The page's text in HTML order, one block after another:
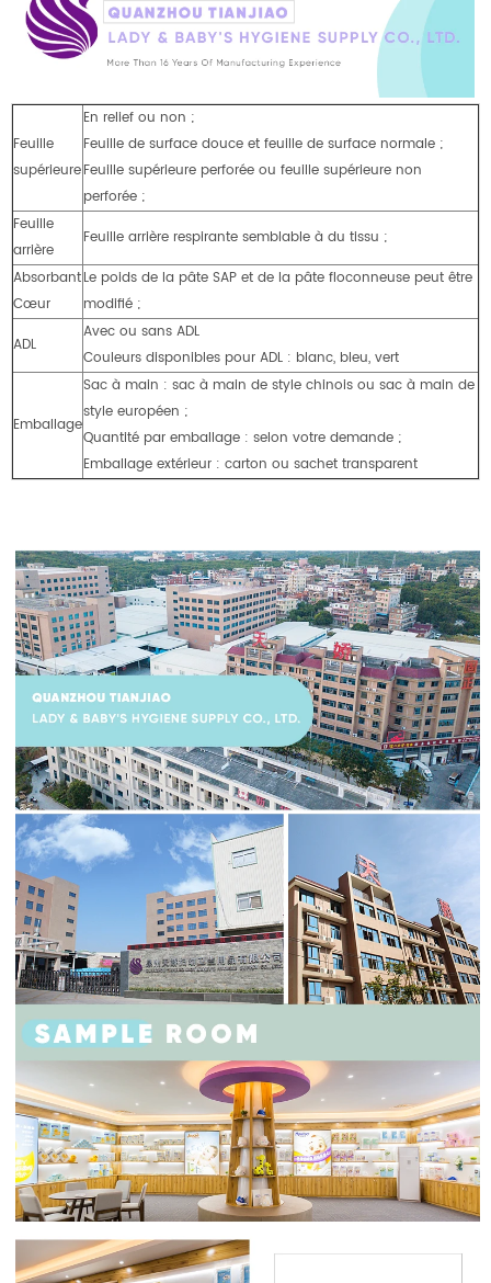
Feuille
supérieure
En relief ou non ;
Feuille de surface douce et feuille de surface normale ;
Feuille supérieure perforée ou feuille supérieure non
perforée ;
Feuille
arrière
Feuille arrière respirante semblable à du tissu ;
Absorbant
Cœur
Le poids de la pâte SAP et de la pâte floconneuse peut être
modifié ;
ADL
Avec ou sans ADL
Couleurs disponibles pour ADL : blanc, bleu, vert
Emballage
Sac à main : sac à main de style chinois ou sac à main de
style européen ;
Quantité par emballage : selon votre demande ;
Emballage extérieur : carton ou sachet transparent